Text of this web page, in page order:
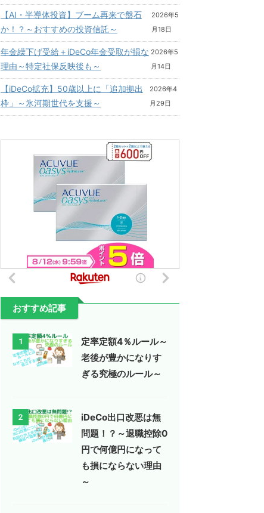
【AI・半導体投資】ブーム再来で盤石
か！？～おすすめの投資信託～
2026年5
月18日
年金繰下げ受給＋iDeCo年金受取が損な
理由～特定社保反映後も～
2026年5
月14日
【iDeCo拡充】50歳以上に「追加拠出
枠」～氷河期世代を支援～
2026年4
月29日
おすすめ記事
1
定率定額4％ルール～
老後が豊かになりす
ぎる究極のルール～
2
iDeCo出口改悪は無
問題！？～退職控除0
円で何億円になって
も損にならない理由
～